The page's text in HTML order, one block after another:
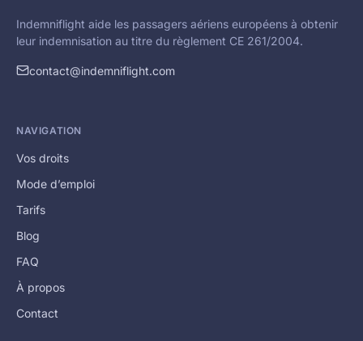
Indemniflight aide les passagers aériens européens à obtenir
leur indemnisation au titre du règlement CE 261/2004.
contact@indemniflight.com
NAVIGATION
Vos droits
Mode d’emploi
Tarifs
Blog
FAQ
À propos
Contact